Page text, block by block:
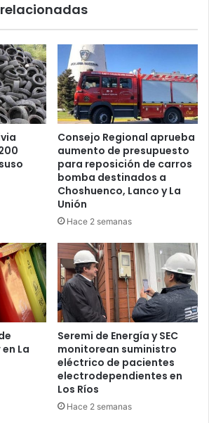
Consejo Regional aprueba
aumento de presupuesto
para reposición de carros
bomba destinados a
Choshuenco, Lanco y La
Unión
Hace 2 semanas
La
Seremi de Energía y SEC
monitorean suministro
eléctrico de pacientes
electrodependientes en
Los Ríos
Hace 2 semanas